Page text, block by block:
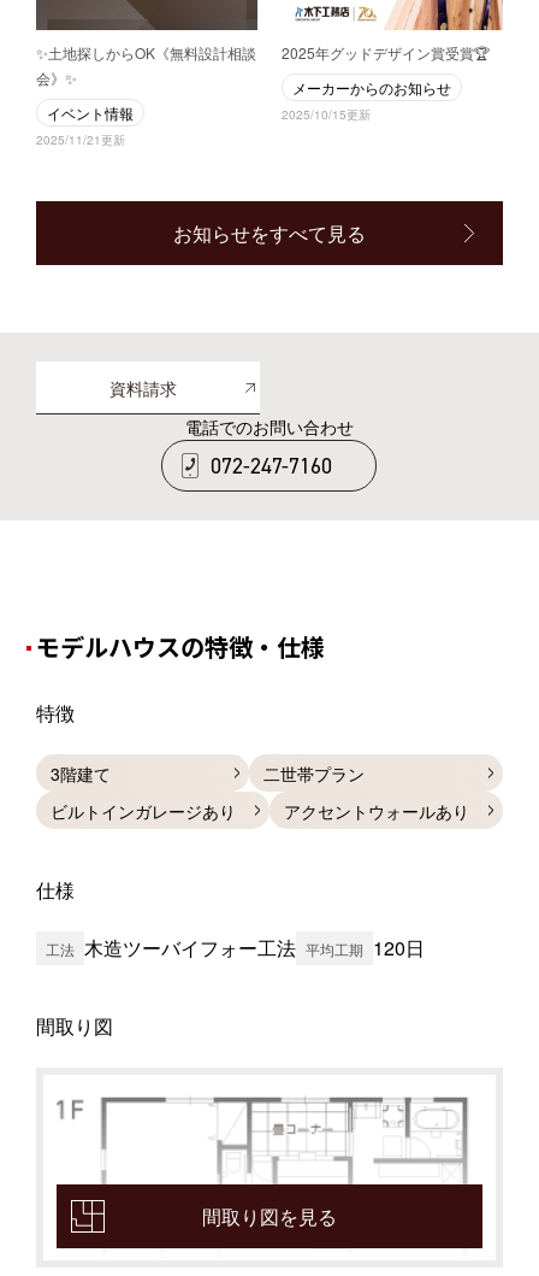
✨土地探しからOK《無料設計相談
会》✨
イベント情報
2025/11/21更新
2025年グッドデザイン賞受賞🏆
メーカーからのお知らせ
2025/10/15更新
お知らせをすべて見る
資料請求
電話でのお問い合わせ
072-247-7160
モデルハウスの特徴・仕様
特徴
3階建て
二世帯プラン
ビルトインガレージあり
アクセントウォールあり
仕様
工法 木造ツーバイフォー工法 平均工期 120日
間取り図
間取り図を見る